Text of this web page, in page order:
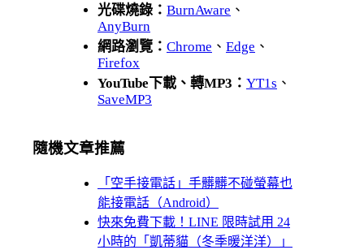
光碟燒錄： BurnAware 、
AnyBurn
網路瀏覽： Chrome 、 Edge 、
Firefox
YouTube下載、轉MP3： YT1s 、
SaveMP3
隨機文章推薦
「空手接電話」手髒髒不碰螢幕也
能接電話（Android）
快來免費下載！LINE 限時試用 24
小時的「凱蒂貓（冬季暖洋洋）」